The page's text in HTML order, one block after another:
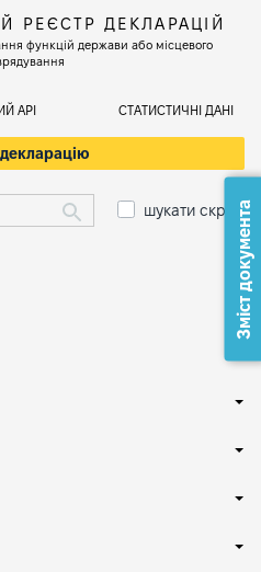
РЕЄСТР ДЕКЛАРАЦІЙ
функцій держави або місцевого
АРІ СТАТИСТИЧНІ ДАНІ
шукати скрізьЗміст документа